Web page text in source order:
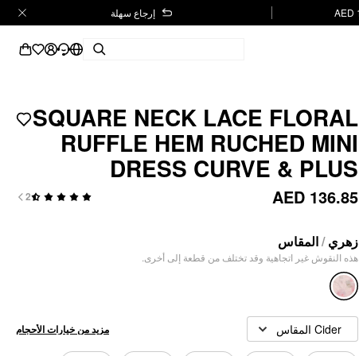
إرجاع سهلة
SQUARE NECK LACE FLORAL
RUFFLE HEM RUCHED MINI
DRESS CURVE & PLUS
AED 136.85
2
زهري /المقاس
هذه النقوش غير اتجاهية وقد تختلف من قطعة إلى أخرى.
Cider المقاس مزيد من خيارات الأحجام